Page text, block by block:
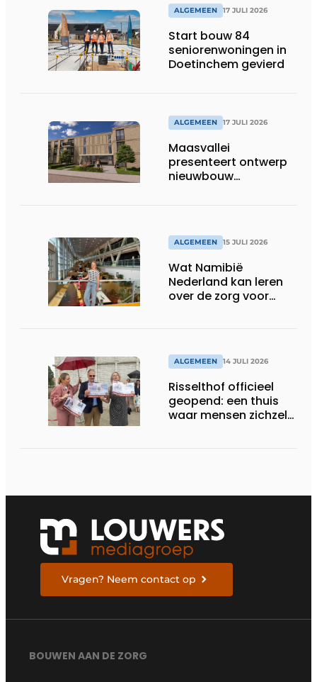
ALGEMEEN 17 JULI 2026
Start bouw 84
seniorenwoningen in
Doetinchem gevierd
ALGEMEEN 17 JULI 2026
Maasvallei
presenteert ontwerp
nieuwbouw
ALGEMEEN 15 JULI 2026
Wat Namibië
Nederland kan leren
over de zorg voor
ALGEMEEN 14 JULI 2026
Risselthof officieel
geopend: een thuis
waar mensen zichzelf
Vragen? Neem contact op
BOUWEN AAN DE ZORG